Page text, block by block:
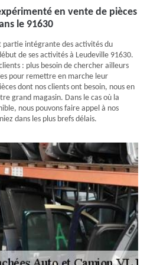
en vente de pièces
le 91630
partie intégrante des activités du
de ses activités à Leudeville 91630.
: plus besoin de chercher ailleurs
pour remettre en marche leur
dont nos clients ont besoin, nous en
grand magasin. Dans le cas où la
nous pouvons faire appel à nos
dans les plus brefs délais.